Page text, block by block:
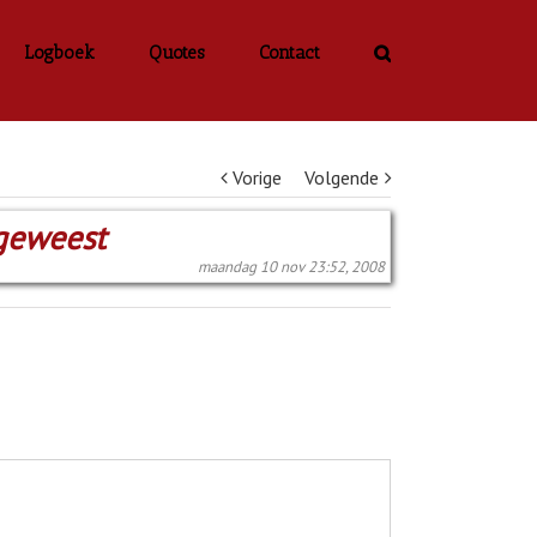
Logboek Quotes Contact
Vorige Volgende
maandag 10 nov 23:52, 2008